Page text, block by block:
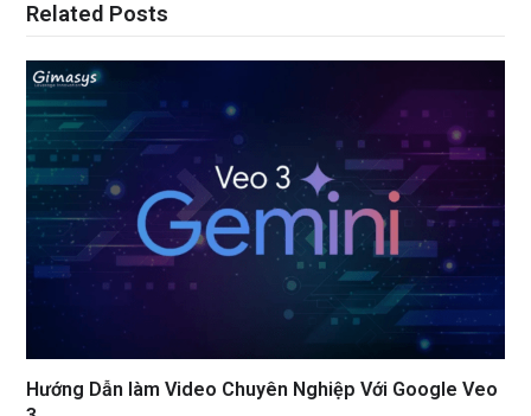
Related Posts
Hướng Dẫn làm Video Chuyên Nghiệp Với Google Veo